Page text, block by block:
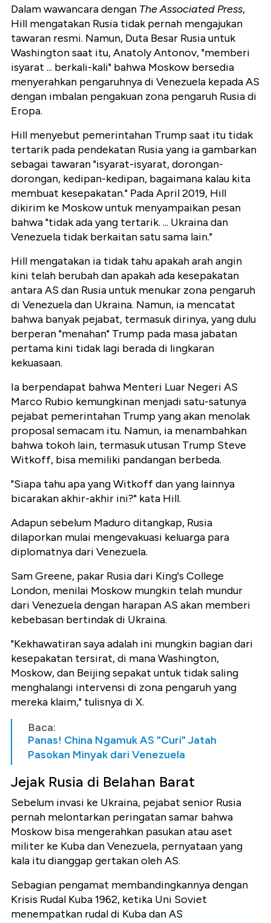
Dalam wawancara dengan The Associated Press,
Hill mengatakan Rusia tidak pernah mengajukan
tawaran resmi. Namun, Duta Besar Rusia untuk
Washington saat itu, Anatoly Antonov, "memberi
isyarat ... berkali-kali" bahwa Moskow bersedia
menyerahkan pengaruhnya di Venezuela kepada AS
dengan imbalan pengakuan zona pengaruh Rusia di
Eropa.
Hill menyebut pemerintahan Trump saat itu tidak
tertarik pada pendekatan Rusia yang ia gambarkan
sebagai tawaran "isyarat-isyarat, dorongan-
dorongan, kedipan-kedipan, bagaimana kalau kita
membuat kesepakatan." Pada April 2019, Hill
dikirim ke Moskow untuk menyampaikan pesan
bahwa "tidak ada yang tertarik. ... Ukraina dan
Venezuela tidak berkaitan satu sama lain."
Hill mengatakan ia tidak tahu apakah arah angin
kini telah berubah dan apakah ada kesepakatan
antara AS dan Rusia untuk menukar zona pengaruh
di Venezuela dan Ukraina. Namun, ia mencatat
bahwa banyak pejabat, termasuk dirinya, yang dulu
berperan "menahan" Trump pada masa jabatan
pertama kini tidak lagi berada di lingkaran
kekuasaan.
Ia berpendapat bahwa Menteri Luar Negeri AS
Marco Rubio kemungkinan menjadi satu-satunya
pejabat pemerintahan Trump yang akan menolak
proposal semacam itu. Namun, ia menambahkan
bahwa tokoh lain, termasuk utusan Trump Steve
Witkoff, bisa memiliki pandangan berbeda.
"Siapa tahu apa yang Witkoff dan yang lainnya
bicarakan akhir-akhir ini?" kata Hill.
Adapun sebelum Maduro ditangkap, Rusia
dilaporkan mulai mengevakuasi keluarga para
diplomatnya dari Venezuela.
Sam Greene, pakar Rusia dari King's College
London, menilai Moskow mungkin telah mundur
dari Venezuela dengan harapan AS akan memberi
kebebasan bertindak di Ukraina.
"Kekhawatiran saya adalah ini mungkin bagian dari
kesepakatan tersirat, di mana Washington,
Moskow, dan Beijing sepakat untuk tidak saling
menghalangi intervensi di zona pengaruh yang
mereka klaim," tulisnya di X.
Baca:
Panas! China Ngamuk AS "Curi" Jatah
Pasokan Minyak dari Venezuela
Jejak Rusia di Belahan Barat
Sebelum invasi ke Ukraina, pejabat senior Rusia
pernah melontarkan peringatan samar bahwa
Moskow bisa mengerahkan pasukan atau aset
militer ke Kuba dan Venezuela, pernyataan yang
kala itu dianggap gertakan oleh AS.
Sebagian pengamat membandingkannya dengan
Krisis Rudal Kuba 1962, ketika Uni Soviet
menempatkan rudal di Kuba dan AS